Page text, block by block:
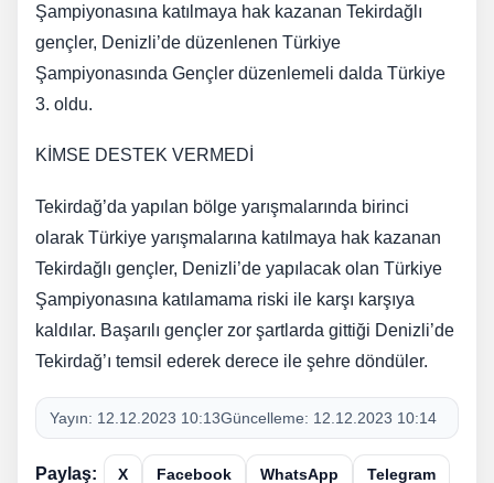
Şampiyonasına katılmaya hak kazanan Tekirdağlı
gençler, Denizli’de düzenlenen Türkiye
Şampiyonasında Gençler düzenlemeli dalda Türkiye
3. oldu.
KİMSE DESTEK VERMEDİ
Tekirdağ’da yapılan bölge yarışmalarında birinci
olarak Türkiye yarışmalarına katılmaya hak kazanan
Tekirdağlı gençler, Denizli’de yapılacak olan Türkiye
Şampiyonasına katılamama riski ile karşı karşıya
kaldılar. Başarılı gençler zor şartlarda gittiği Denizli’de
Tekirdağ’ı temsil ederek derece ile şehre döndüler.
Yayın: 12.12.2023 10:13Güncelleme: 12.12.2023 10:14
Paylaş: X Facebook WhatsApp Telegram